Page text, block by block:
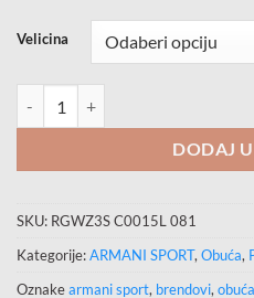
Velicina
DODAJ
SKU: RGWZ3S C0015L 081
Kategorije:ARMANI SPORT, Obuća,
Oznakearmani sport, brendovi, obuća